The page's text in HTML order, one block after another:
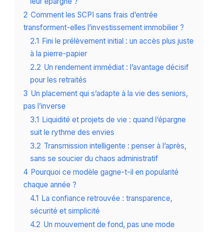
2 Comment les SCPI sans frais d’entrée
transforment-elles l’investissement immobilier ?
2.1 Fini le prélèvement initial : un accès plus juste
à la pierre-papier
2.2 Un rendement immédiat : l’avantage décisif
pour les retraités
3 Un placement qui s’adapte à la vie des seniors,
pas l’inverse
3.1 Liquidité et projets de vie : quand l’épargne
suit le rythme des envies
3.2 Transmission intelligente : penser à l’après,
sans se soucier du chaos administratif
4 Pourquoi ce modèle gagne-t-il en popularité
chaque année ?
4.1 La confiance retrouvée : transparence,
sécurité et simplicité
4.2 Un mouvement de fond, pas une mode